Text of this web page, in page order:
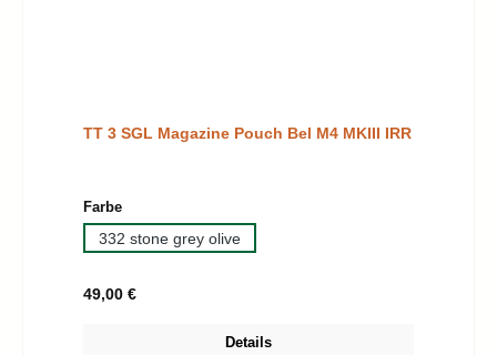
TT 3 SGL Magazine Pouch Bel M4 MKIII IRR
Farbeauswählen
332 stone grey olive
Regulärer Preis:
49,00 €
Details